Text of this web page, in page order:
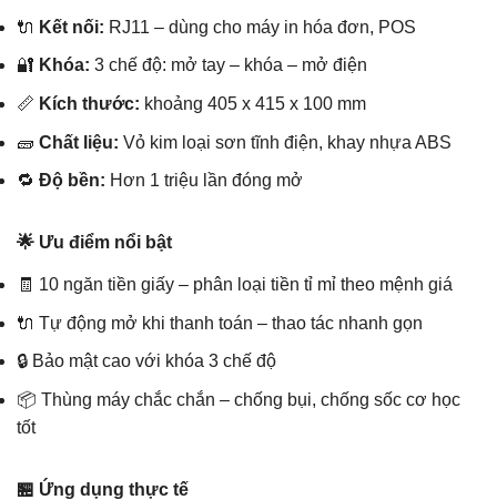
🔌 Kết nối: RJ11 – dùng cho máy in hóa đơn, POS
🔐 Khóa: 3 chế độ: mở tay – khóa – mở điện
📏 Kích thước: khoảng 405 x 415 x 100 mm
🧱 Chất liệu: Vỏ kim loại sơn tĩnh điện, khay nhựa ABS
🔁 Độ bền: Hơn 1 triệu lần đóng mở
🌟 Ưu điểm nổi bật
🧾 10 ngăn tiền giấy – phân loại tiền tỉ mỉ theo mệnh giá
🔌 Tự động mở khi thanh toán – thao tác nhanh gọn
🔒 Bảo mật cao với khóa 3 chế độ
📦 Thùng máy chắc chắn – chống bụi, chống sốc cơ học
tốt
🏪 Ứng dụng thực tế